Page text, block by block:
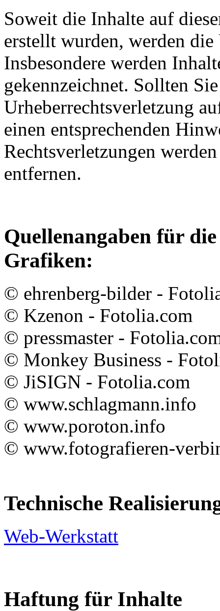
Soweit die Inhalte auf
erstellt wurden, werden
Insbesondere werden
gekennzeichnet. Sollten
Urheberrechtsverletzung
einen entsprechenden
Rechtsverletzungen
entfernen.
Quellenangaben für
Grafiken:
© ehrenberg-bilder -
© Kzenon - Fotolia.com
© pressmaster -
© Monkey Business -
© JiSIGN - Fotolia.com
© www.schlagmann.info
© www.poroton.info
© www.fotografieren-
Technische
Web-Werkstatt
Haftung für Inhalte